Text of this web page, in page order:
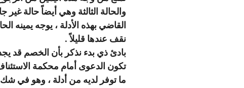
والحالة الثالثة وهي أيضاً حالة
القاضي بهذه الأدلة ، يوجه
نقف عندها قليلاً .
بادئ ذي بدء نذكر بأن الخصم قد
تكون الدعوى أمام محكمة
ما توفر لديه من أدلة ، وهو في